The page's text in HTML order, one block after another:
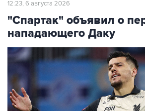
12:23, 6 августа 2026
"Спартак" объявил о
нападающего Даку